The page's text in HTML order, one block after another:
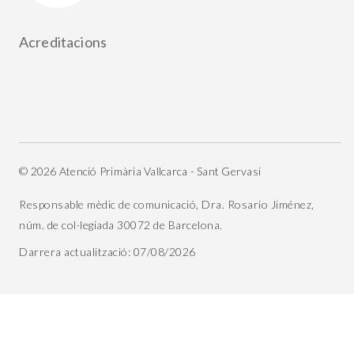
Acreditacions
© 2026 Atenció Primària Vallcarca - Sant Gervasi
Responsable mèdic de comunicació, Dra. Rosario Jiménez,
núm. de col·legiada 30072 de Barcelona.
Darrera actualització: 07/08/2026